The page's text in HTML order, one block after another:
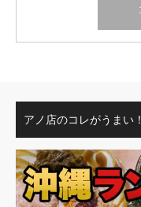
アノ店のコレがうまい！